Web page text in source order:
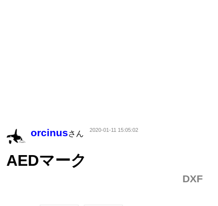
orcinusさん 2020-01-11 15:05:02
AEDマーク
DXF